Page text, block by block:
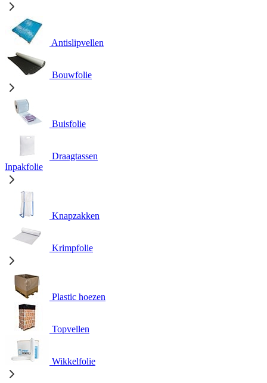
Antislipvellen
Bouwfolie
Buisfolie
Draagtassen
Inpakfolie
Knapzakken
Krimpfolie
Plastic hoezen
Topvellen
Wikkelfolie